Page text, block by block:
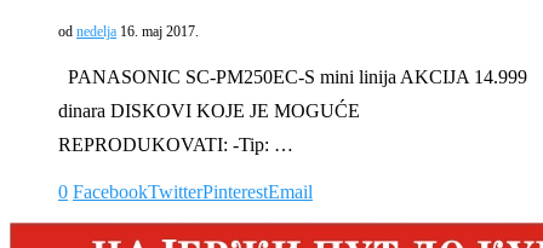
od nedelja 16. maj 2017.
PANASONIC SC-PM250EC-S mini linija AKCIJA 14.999
dinara DISKOVI KOJE JE MOGUĆE
REPRODUKOVATI: -Tip: …
0 FacebookTwitterPinterestEmail